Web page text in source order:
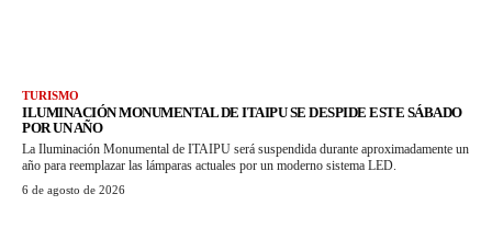
TURISMO
ILUMINACIÓN MONUMENTAL DE ITAIPU SE DESPIDE ESTE SÁBADO
POR UN AÑO
La Iluminación Monumental de ITAIPU será suspendida durante aproximadamente un
año para reemplazar las lámparas actuales por un moderno sistema LED.
6 de agosto de 2026